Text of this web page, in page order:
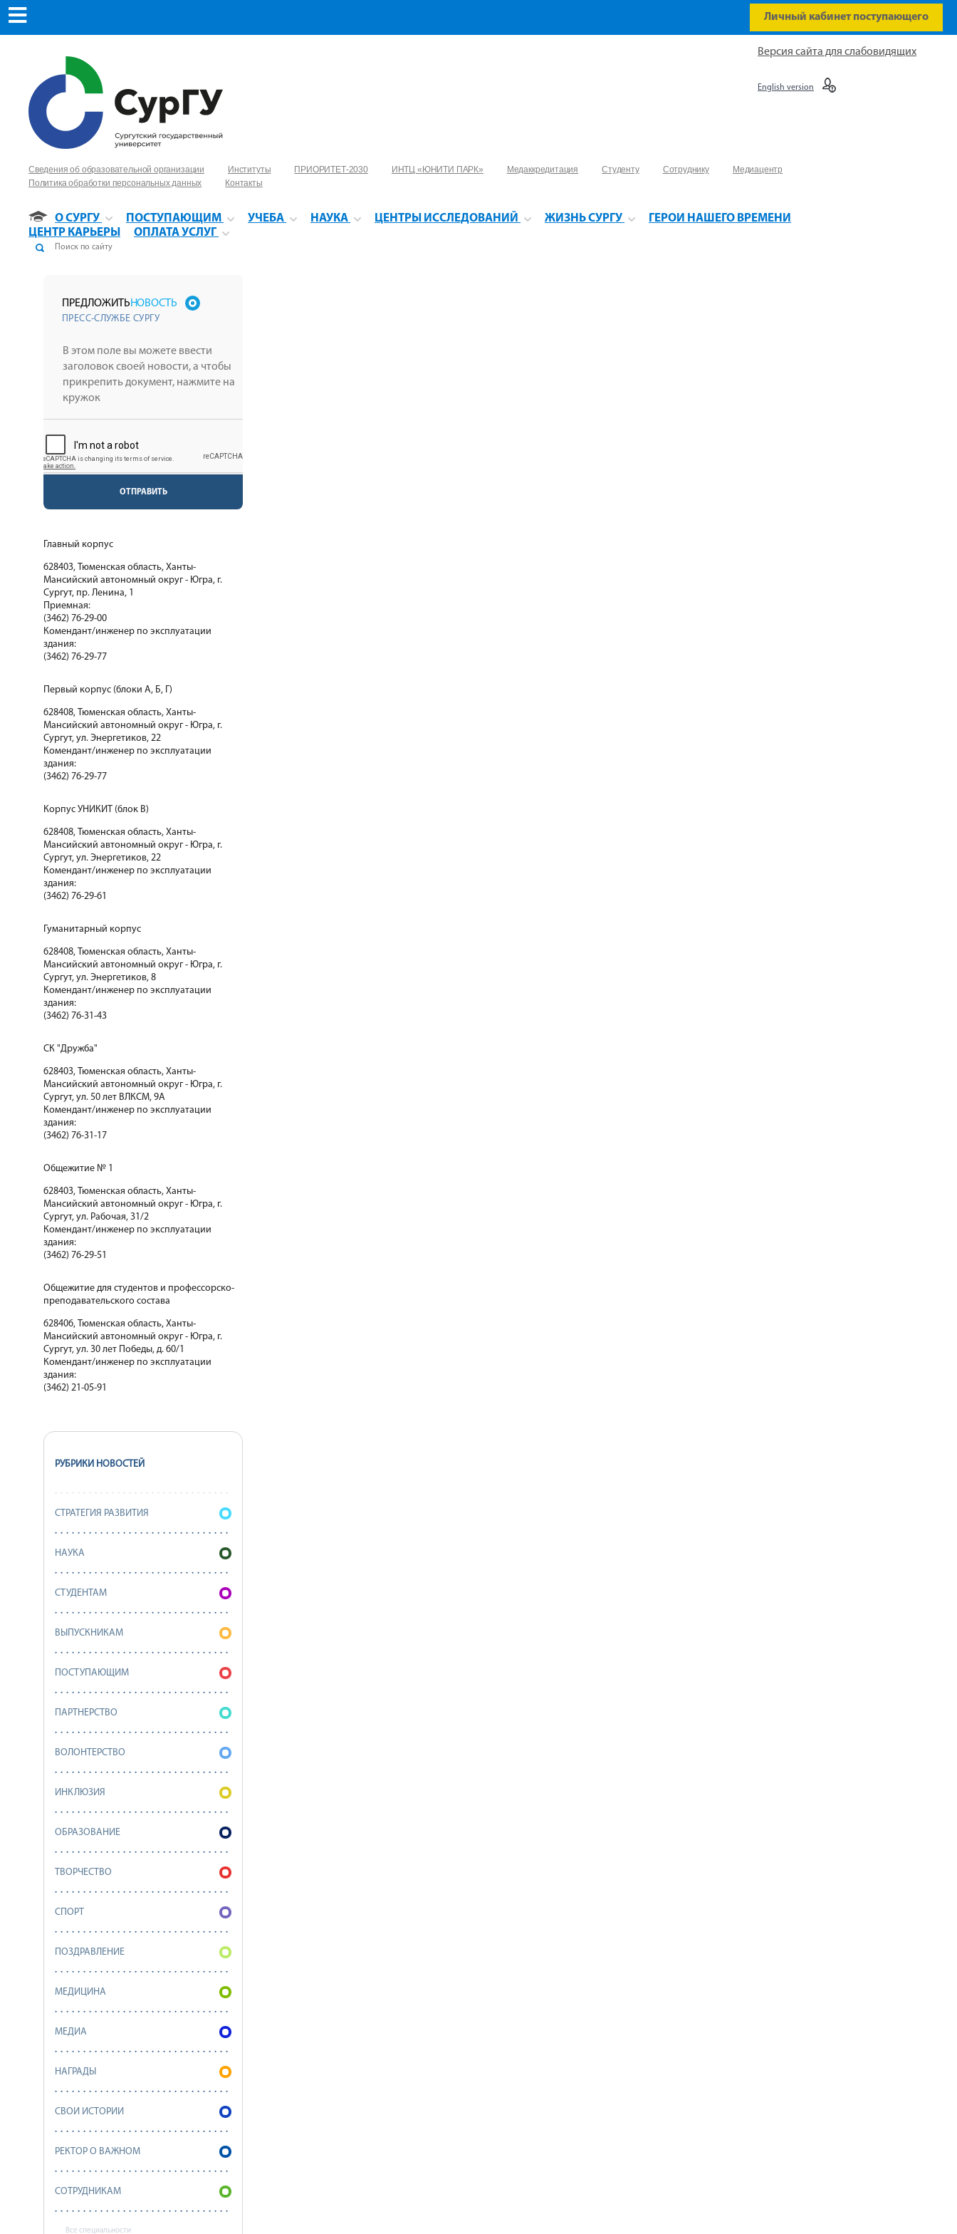
Личный кабинет поступающего
Сведения об образовательной организации Институты ПРИОРИТЕТ-2030 ИНТЦ «ЮНИТИ ПАРК» Медаккредитация Студенту Сотруднику
Медиацентр
Политика обработки персональных данных
Контакты
О СУРГУ ПОСТУПАЮЩИМ УЧЕБА НАУКА ЦЕНТРЫ ИССЛЕДОВАНИЙ ЖИЗНЬ СУРГУ
ГЕРОИ НАШЕГО ВРЕМЕНИ
ЦЕНТР КАРЬЕРЫ
ОПЛАТА УСЛУГ
Версия сайта для слабовидящих
English version
ПРЕДЛОЖИТЬНОВОСТЬ
ПРЕСС-СЛУЖБЕ СУРГУ
ОТПРАВИТЬ
Главный корпус
628403, Тюменская область, Ханты-
Мансийский автономный округ - Югра, г.
Сургут, пр. Ленина, 1
Приемная:
(3462) 76-29-00
Комендант/инженер по эксплуатации
здания:
(3462) 76-29-77
Первый корпус (блоки А, Б, Г)
628408, Тюменская область, Ханты-
Мансийский автономный округ - Югра, г.
Сургут, ул. Энергетиков, 22
Комендант/инженер по эксплуатации
здания:
(3462) 76-29-77
Корпус УНИКИТ (блок В)
628408, Тюменская область, Ханты-
Мансийский автономный округ - Югра, г.
Сургут, ул. Энергетиков, 22
Комендант/инженер по эксплуатации
здания:
(3462) 76-29-61
Гуманитарный корпус
628408, Тюменская область, Ханты-
Мансийский автономный округ - Югра, г.
Сургут, ул. Энергетиков, 8
Комендант/инженер по эксплуатации
здания:
(3462) 76-31-43
СК "Дружба"
628403, Тюменская область, Ханты-
Мансийский автономный округ - Югра, г.
Сургут, ул. 50 лет ВЛКСМ, 9А
Комендант/инженер по эксплуатации
здания:
(3462) 76-31-17
Общежитие № 1
628403, Тюменская область, Ханты-
Мансийский автономный округ - Югра, г.
Сургут, ул. Рабочая, 31/2
Комендант/инженер по эксплуатации
здания:
(3462) 76-29-51
Общежитие для студентов и профессорско-
преподавательского состава
628406, Тюменская область, Ханты-
Мансийский автономный округ - Югра, г.
Сургут, ул. 30 лет Победы, д. 60/1
Комендант/инженер по эксплуатации
здания:
(3462) 21-05-91
РУБРИКИ НОВОСТЕЙ
СТРАТЕГИЯ РАЗВИТИЯ
НАУКА
СТУДЕНТАМ
ВЫПУСКНИКАМ
ПОСТУПАЮЩИМ
ПАРТНЕРСТВО
ВОЛОНТЕРСТВО
ИНКЛЮЗИЯ
ОБРАЗОВАНИЕ
ТВОРЧЕСТВО
СПОРТ
ПОЗДРАВЛЕНИЕ
МЕДИЦИНА
МЕДИА
НАГРАДЫ
СВОИ ИСТОРИИ
РЕКТОР О ВАЖНОМ
СОТРУДНИКАМ
Все специальности